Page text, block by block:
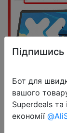
2025-12-08
Підпишись
Бот для
вашого
Superdeals та
економії